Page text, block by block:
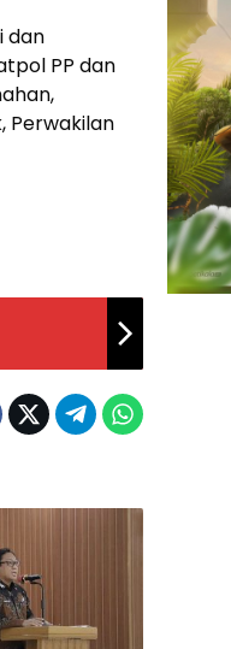
dan
PP dan
Perwakilan